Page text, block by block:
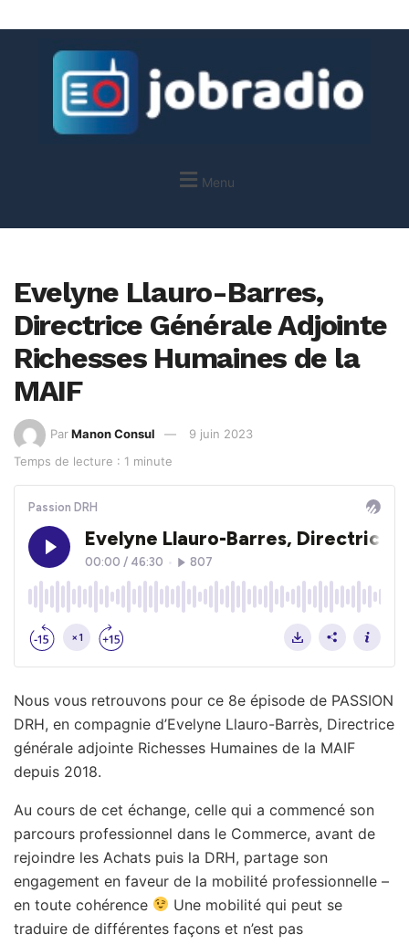
Menu
Evelyne Llauro-Barres,
Directrice Générale Adjointe
Richesses Humaines de la
MAIF
Par Manon Consul
9 juin 2023
Temps de lecture : 1 minute
Nous vous retrouvons pour ce 8e épisode de PASSION
DRH, en compagnie d’Evelyne Llauro-Barrès, Directrice
générale adjointe Richesses Humaines de la MAIF
depuis 2018.
Au cours de cet échange, celle qui a commencé son
parcours professionnel dans le Commerce, avant de
rejoindre les Achats puis la DRH, partage son
engagement en faveur de la mobilité professionnelle –
en toute cohérence
Une mobilité qui peut se
traduire de différentes façons et n’est pas